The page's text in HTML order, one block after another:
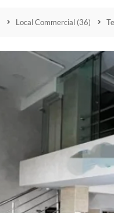
Local Commercial (36)